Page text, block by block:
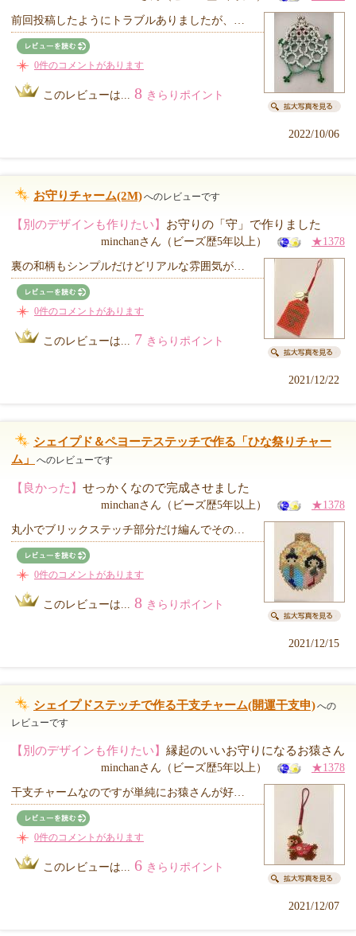
前回投稿したようにトラブルありましたが、…
0件のコメントがあります
このレビューは... 8 きらりポイント
2022/10/06
お守りチャーム(2M)へのレビューです
【別のデザインも作りたい】 お守りの「守」で作りました
minchanさん（ビーズ歴5年以上） ★1378
裏の和柄もシンプルだけどリアルな雰囲気が…
0件のコメントがあります
このレビューは... 7 きらりポイント
2021/12/22
シェイプド＆ペヨーテステッチで作る「ひな祭りチャー
ム」
へのレビューです
【良かった】 せっかくなので完成させました
minchanさん（ビーズ歴5年以上） ★1378
丸小でブリックステッチ部分だけ編んでその…
0件のコメントがあります
このレビューは... 8 きらりポイント
2021/12/15
シェイプドステッチで作る干支チャーム(開運干支申)への
レビューです
【別のデザインも作りたい】 縁起のいいお守りになるお猿さん
minchanさん（ビーズ歴5年以上） ★1378
干支チャームなのですが単純にお猿さんが好…
0件のコメントがあります
このレビューは... 6 きらりポイント
2021/12/07